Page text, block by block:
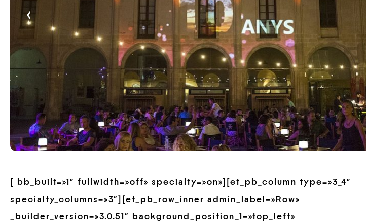
‹
[ bb_built=»1″ fullwidth=»off» specialty=»on»][et_pb_column type=»3_4″
specialty_columns=»3″][et_pb_row_inner admin_label=»Row»
_builder_version=»3.0.51″ background_position_1=»top_left»